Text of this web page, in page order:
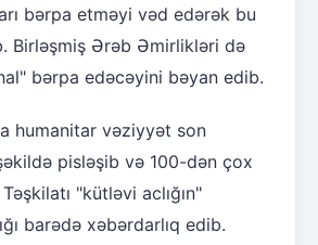
bərpa etməyi vəd edərək bu
Birləşmiş Ərəb Əmirlikləri də
bərpa edəcəyini bəyan edib.
humanitar vəziyyət son
pisləşib və 100-dən çox
"kütləvi aclığın"
barədə xəbərdarlıq edib.